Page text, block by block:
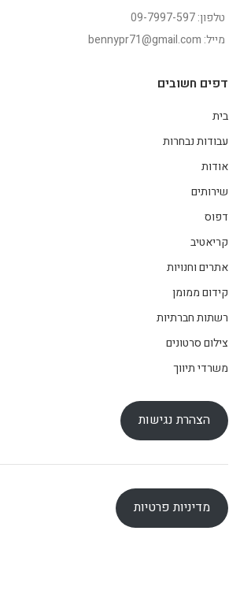
טלפון: 09-7997-597
מייל: bennypr71@gmail.com
דפים חשובים
בית
עבודות נבחרות
אודות
שירותים
דפוס
קריאטיב
אתרים וחנויות
קידום ממומן
רשתות חברתיות
צילום סרטונים
משרדי תיווך
הצהרת נגישות
מדיניות פרטיות